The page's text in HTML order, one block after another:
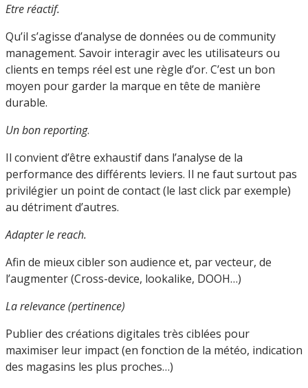
Etre réactif.
Qu’il s’agisse d’analyse de données ou de community
management. Savoir interagir avec les utilisateurs ou
clients en temps réel est une règle d’or. C’est un bon
moyen pour garder la marque en tête de manière
durable.
Un bon reporting.
Il convient d’être exhaustif dans l’analyse de la
performance des différents leviers. Il ne faut surtout pas
privilégier un point de contact (le last click par exemple)
au détriment d’autres.
Adapter le reach.
Afin de mieux cibler son audience et, par vecteur, de
l’augmenter (Cross-device, lookalike, DOOH…)
La relevance (pertinence)
Publier des créations digitales très ciblées pour
maximiser leur impact (en fonction de la météo, indication
des magasins les plus proches…)